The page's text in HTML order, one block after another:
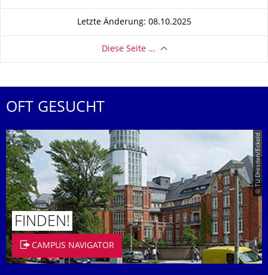
Letzte Änderung: 08.10.2025
Diese Seite …
OFT GESUCHT
© TU Dresden/Eckold
FINDEN!
CAMPUS NAVIGATOR